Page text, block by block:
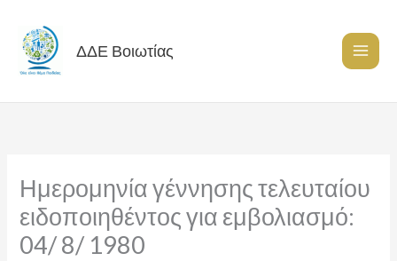
content
ΔΔΕ Βοιωτίας
Ημερομηνία γέννησης τελευταίου
ειδοποιηθέντος για εμβολιασμό:
04/ 8/ 1980